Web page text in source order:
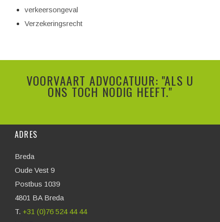
verkeersongeval
Verzekeringsrecht
VOORVAART ADVOCATUUR: "ALS U
ONS TOCH NODIG HEEFT."
ADRES
Breda
Oude Vest 9
Postbus 1039
4801 BA Breda
T. +31 (0)76 524 44 44